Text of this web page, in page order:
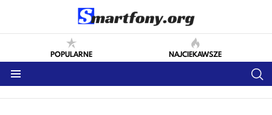
POPULARNE NAJCIEKAWSZE